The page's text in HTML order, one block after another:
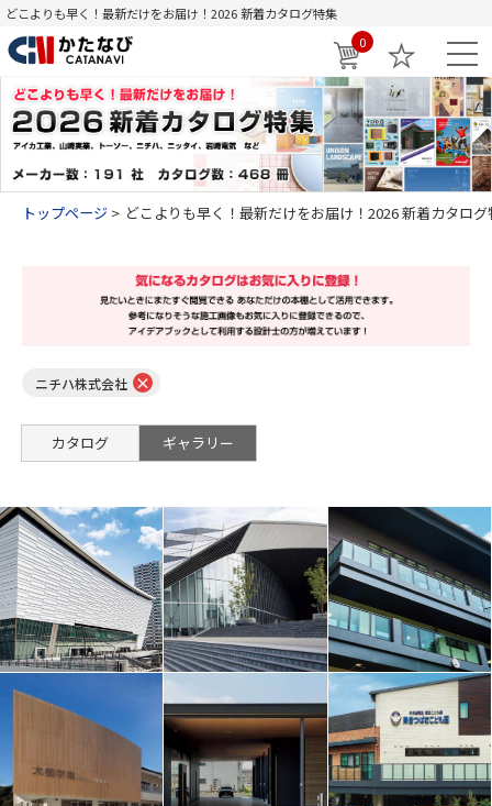
どこよりも早く！最新だけをお届け！2026 新着カタログ特集
0
トップページ どこよりも早く！最新だけをお届け！2026 新着カタログ
ニチハ株式会社 ×
カタログ ギャラリー